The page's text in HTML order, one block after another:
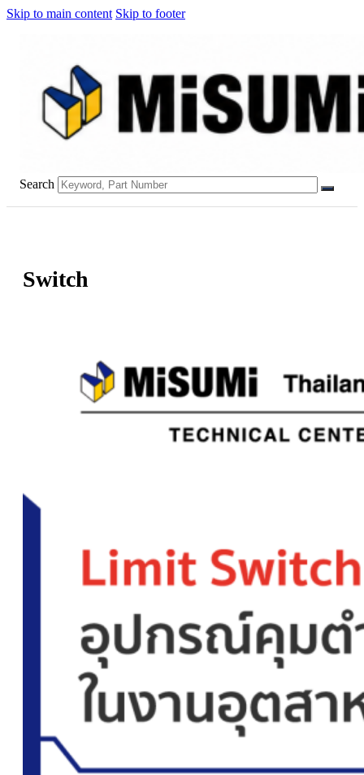
Skip to main content Skip to footer
Search
Switch